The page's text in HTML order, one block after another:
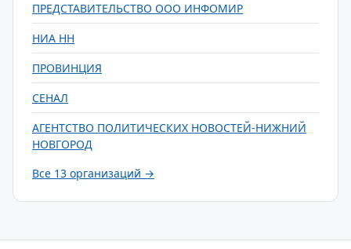
ПРЕДСТАВИТЕЛЬСТВО ООО ИНФОМИР
НИА НН
ПРОВИНЦИЯ
СЕНАЛ
АГЕНТСТВО ПОЛИТИЧЕСКИХ НОВОСТЕЙ-НИЖНИЙ
НОВГОРОД
Все 13 организаций →